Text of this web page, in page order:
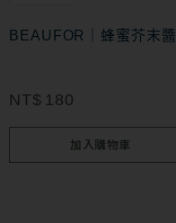
BEAUFOR｜蜂蜜芥末醬
NT$ 180
加入購物車